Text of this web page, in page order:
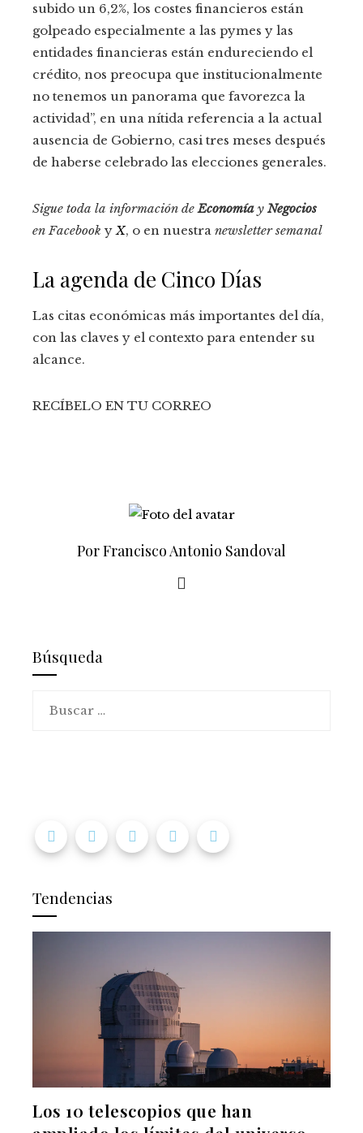
subido un 6,2%, los costes financieros están
golpeado especialmente a las pymes y las
entidades financieras están endureciendo el
crédito, nos preocupa que institucionalmente
no tenemos un panorama que favorezca la
actividad”, en una nítida referencia a la actual
ausencia de Gobierno, casi tres meses después
de haberse celebrado las elecciones generales.
Sigue toda la información deEconomía y Negocios
enFacebook yX, o en nuestra newsletter semanal
La agenda de Cinco Días
Las citas económicas más importantes del día,
con las claves y el contexto para entender su
alcance.
RECÍBELO EN TU CORREO
Por Francisco Antonio Sandoval
Búsqueda
Tendencias
Los 10 telescopios que han